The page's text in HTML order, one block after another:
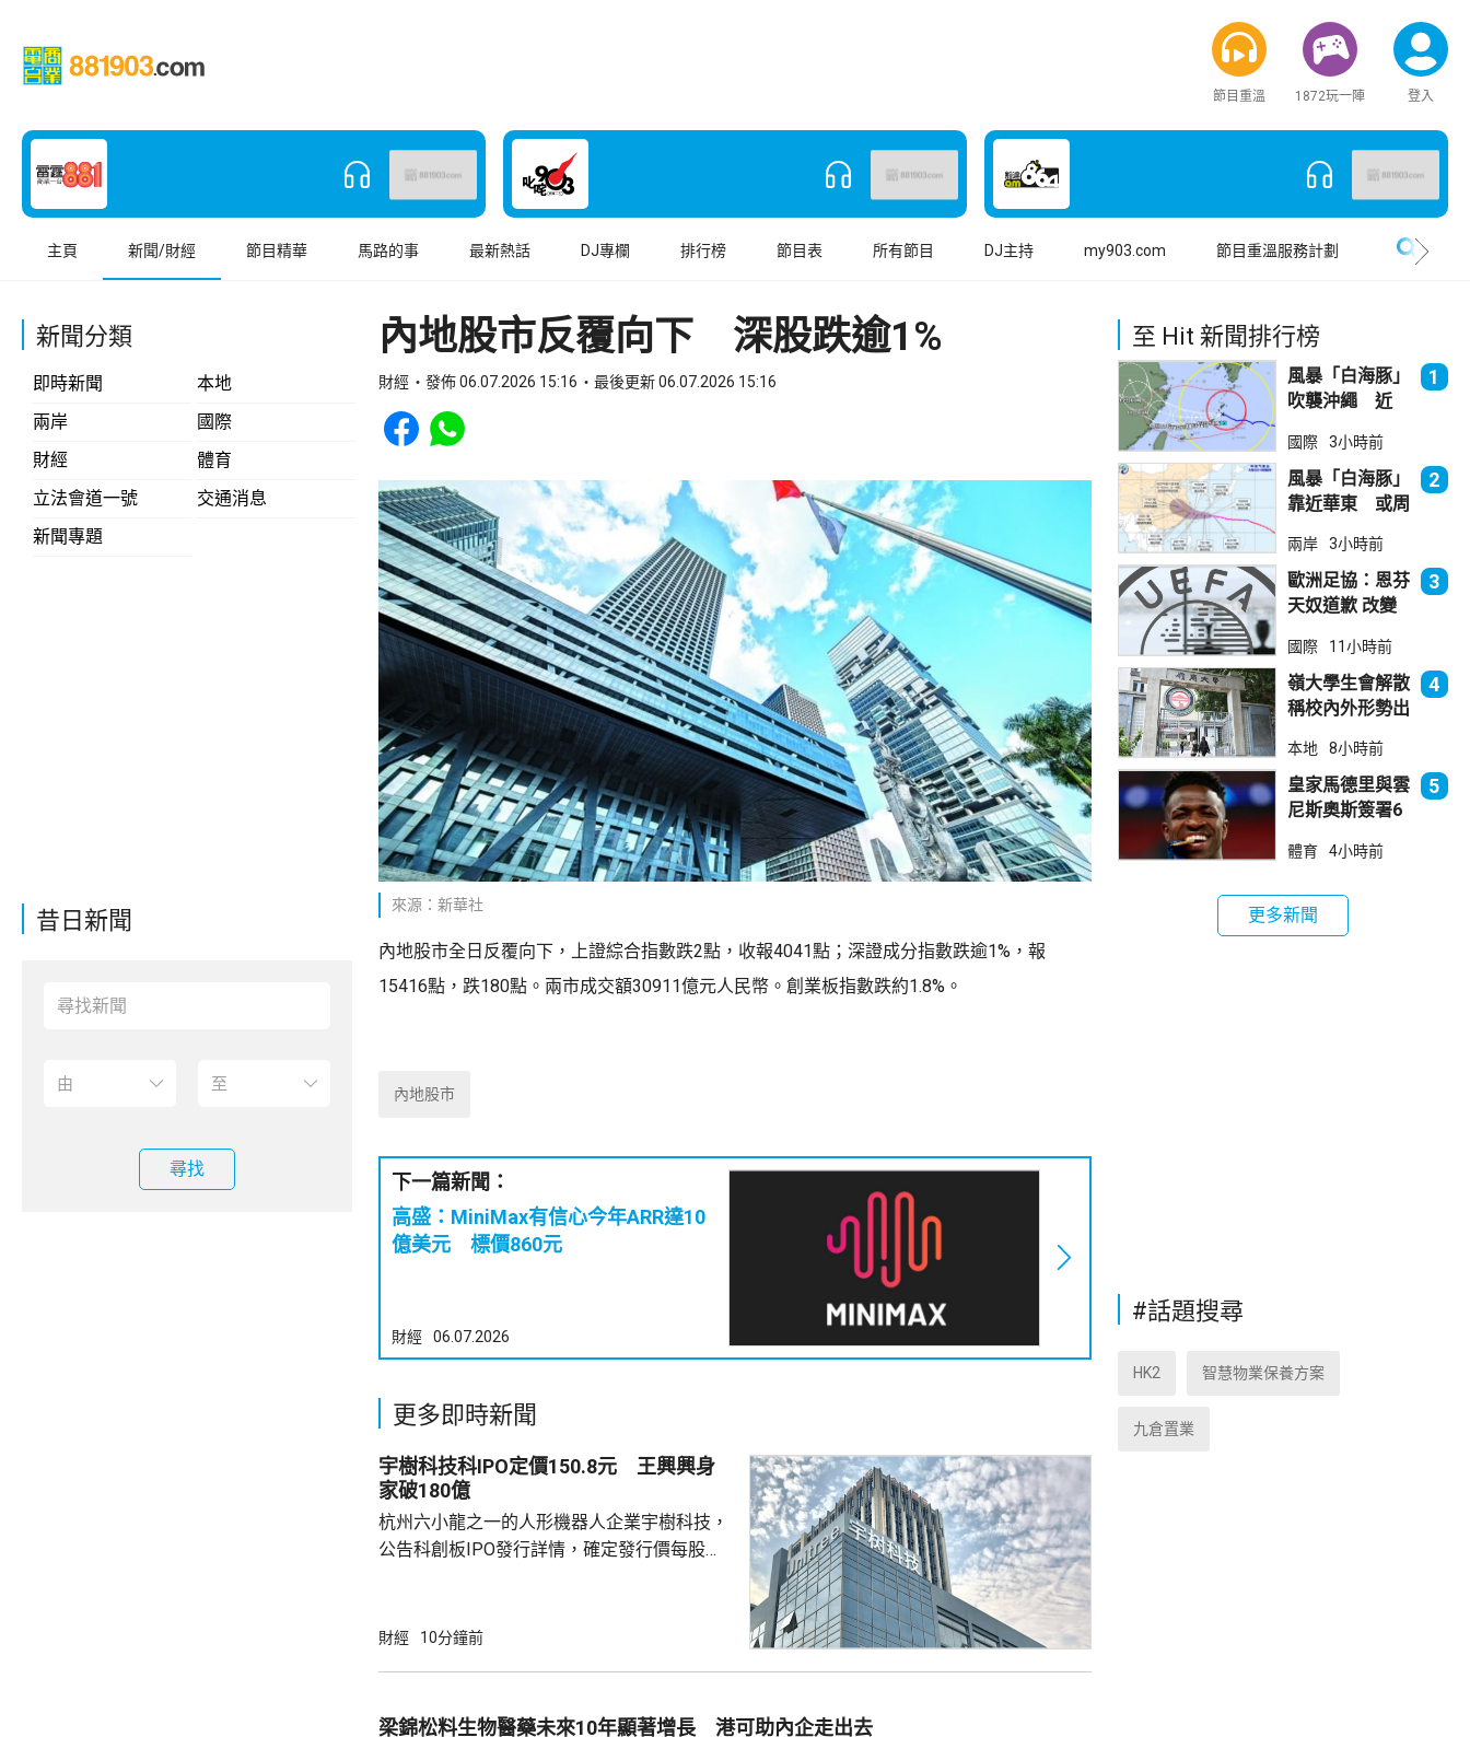
節目重溫 1872玩一陣 登入
主頁 新聞/財經 節目精華 馬路的事 最新熱話 DJ專欄 排行榜 節目表 所有節目 DJ主持 my903.com 節目重溫服務計劃
新聞分類
即時新聞
本地
兩岸
國際
財經
體育
立法會道一號
交通消息
新聞專題
昔日新聞
尋找
內地股市反覆向下 深股跌逾1%
財經 發佈 06.07.2026 15:16 最後更新 06.07.2026 15:16
Share to Facebook
Share to WhatsApp
來源：新華社
內地股市全日反覆向下，上證綜合指數跌2點，收報4041點；深證成分指數跌逾1%，報
15416點，跌180點。兩市成交額30911億元人民幣。創業板指數跌約1.8%。
內地股市
下一篇新聞：
高盛：MiniMax有信心今年ARR達10
億美元 標價860元
財經 06.07.2026
更多即時新聞
宇樹科技科IPO定價150.8元 王興興身
家破180億
杭州六小龍之一的人形機器人企業宇樹科技，
公告科創板IPO發行詳情，確定發行價每股
股。按此計算，公司總市值達609.9億元，預
1990年出生的創始人、董事長兼總經理王興
財經 10分鐘前
梁錦松料生物醫藥未來10年顯著增長 港可助內企走出去
至 Hit 新聞排行榜
風暴「白海豚」
吹襲沖繩 近
1
國際 3小時前
風暴「白海豚」
靠近華東 或周
2
兩岸 3小時前
歐洲足協：恩芬
天奴道歉 改變
立場
3
國際 11小時前
嶺大學生會解散
稱校內外形勢出
4
本地 8小時前
皇家馬德里與雲
尼斯奧斯簽署6
5
體育 4小時前
更多新聞
#話題搜尋
HK2 智慧物業保養方案
九倉置業